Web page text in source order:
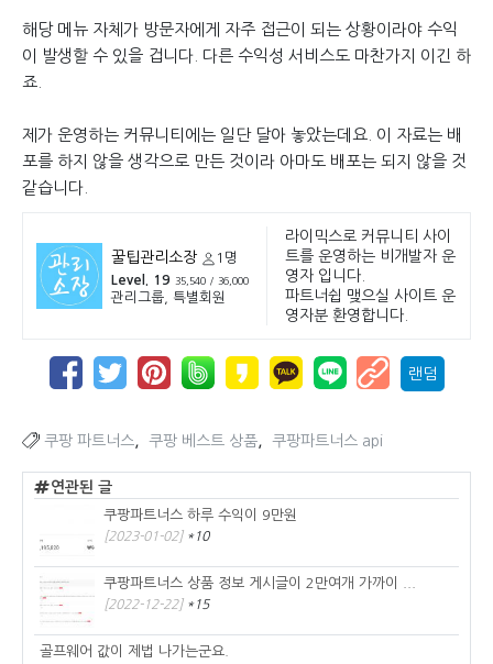
해당 메뉴 자체가 방문자에게 자주 접근이 되는 상황이라야 수익
이 발생할 수 있을 겁니다. 다른 수익성 서비스도 마찬가지 이긴 하
죠.
제가 운영하는 커뮤니티에는 일단 달아 놓았는데요. 이 자료는 배
포를 하지 않을 생각으로 만든 것이라 아마도 배포는 되지 않을 것
같습니다.
꿀팁관리소장
1명
Level. 19
35,540 / 36,000
관리그룹, 특별회원
라이믹스로 커뮤니티 사이
트를 운영하는 비개발자 운
영자 입니다.
파트너쉽 맺으실 사이트 운
영자분 환영합니다.
랜덤
쿠팡 파트너스 쿠팡 베스트 상품 쿠팡파트너스 api
연관된 글
쿠팡파트너스 하루 수익이 9만원
[2023-01-02] *10
쿠팡파트너스 상품 정보 게시글이 2만여개 가까이 ...
[2022-12-22] *15
골프웨어 값이 제법 나가는군요.